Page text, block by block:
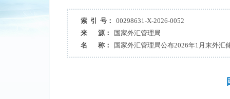
索 引 号：
00298631-X-2026-0052
来 源：
国家外汇管理局
名 称：
国家外汇管理局公布2026年1月末外汇